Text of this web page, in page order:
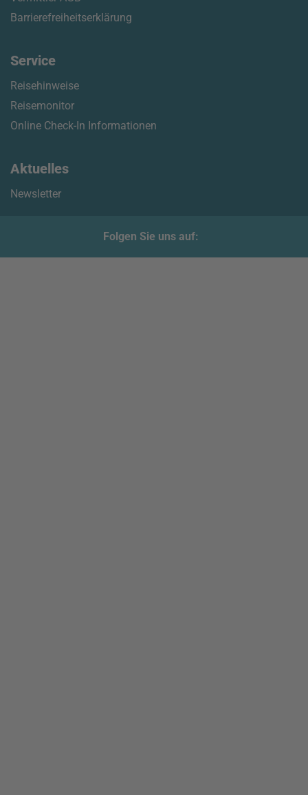
Barrierefreiheitserklärung
Service
Reisehinweise
Reisemonitor
Online Check-In Informationen
Aktuelles
Newsletter
Folgen Sie uns auf: